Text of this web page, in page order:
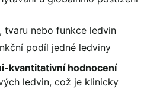
tvaru nebo funkce ledvin
podíl jedné ledviny
kvantitativní hodnocení
ledvin, což je klinicky